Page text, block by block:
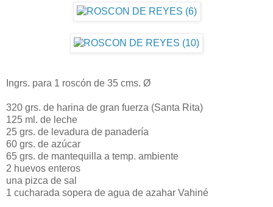
Ingrs. para 1 roscón de 35 cms. Ø
320 grs. de harina de gran fuerza (Santa Rita)
125 ml. de leche
25 grs. de levadura de panadería
60 grs. de azúcar
65 grs. de mantequilla a temp. ambiente
2 huevos enteros
una pizca de sal
1 cucharada sopera de agua de azahar Vahiné